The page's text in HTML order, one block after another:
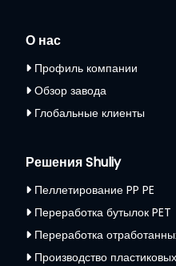
О нас
Профиль компании
Обзор завода
Глобальные клиенты
Решения Shuliy
Пеллетирование PP PE
Переработка бутылок PET
Переработка
Производство